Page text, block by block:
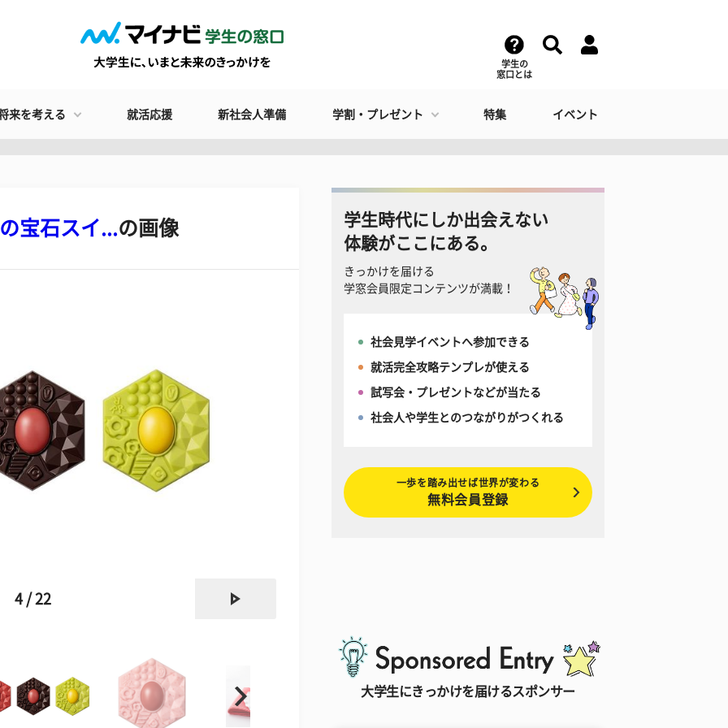
学生の
窓口とは
来を考える 就活応援 新社会人準備 学割・プレゼント 特集 イベント
宝石スイ...の画像
4 / 22
学生時代にしか出会えない
体験がここにある。
きっかけを届ける
学窓会員限定コンテンツが満載！
社会見学イベントへ参加できる
就活完全攻略テンプレが使える
試写会・プレゼントなどが当たる
社会人や学生とのつながりがつくれる
一歩を踏み出せば世界が変わる
無料会員登録
大学生にきっかけを届けるスポンサー